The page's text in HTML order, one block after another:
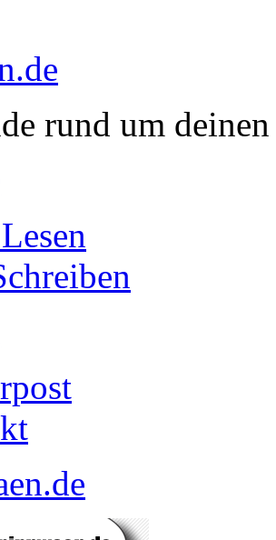
rund um